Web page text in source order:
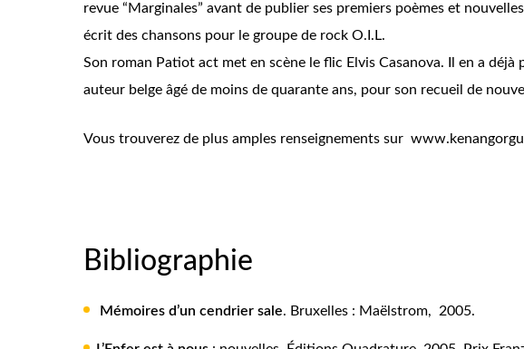
revue “Marginales” avant de publier ses premiers poèmes et
écrit des chansons pour le groupe de rock O.I.L.
Son roman Patiot act met en scène le flic Elvis Casanova. Il en a
auteur belge âgé de moins de quarante ans, pour son recueil de
Vous trouverez de plus amples renseignements sur
Bibliographie
Mémoires d’un cendrier sale. Bruxelles : Maëlstrom, 2005.